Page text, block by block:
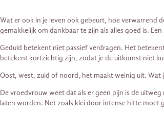
Wat er ook in je leven ook gebeurt, hoe verwarrend
gemakkelijk om dankbaar te zijn als alles goed is.
Geduld betekent niet passief verdragen. Het
betekent kortzichtig zijn, zodat je de uitkomst niet
Oost, west, zuid of noord, het maakt weinig uit. Wat
De vroedvrouw weet dat als er geen pijn is de
laten worden. Net zoals klei door intense hitte